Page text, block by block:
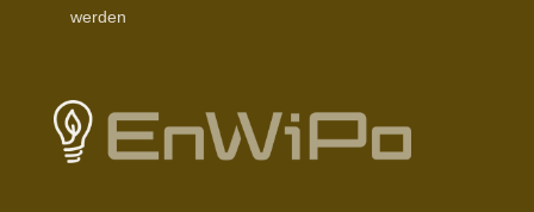
werden